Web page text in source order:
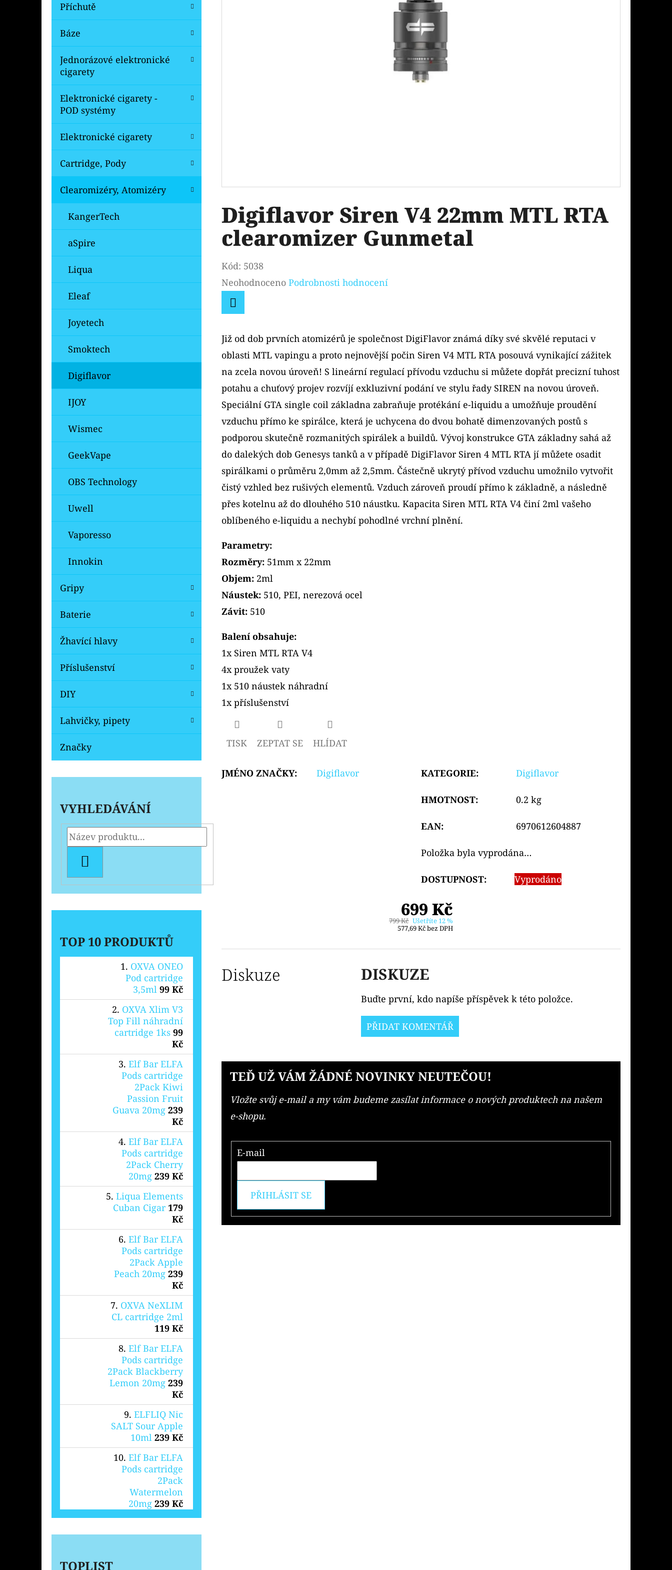
N
Příchutě
Báze
Jednorázové elektronické
cigarety
Elektronické cigarety -
POD systémy
Elektronické cigarety
Cartridge, Pody
Clearomizéry, Atomizéry
KangerTech
aSpire
Liqua
Eleaf
Joyetech
Smoktech
Digiflavor
IJOY
Wismec
GeekVape
OBS Technology
Uwell
Vaporesso
Innokin
Gripy
Baterie
Žhavící hlavy
Příslušenství
DIY
Lahvičky, pipety
Značky
VYHLEDÁVÁNÍ
TOP 10 PRODUKTŮ
OXVA ONEO
Pod cartridge
3,5ml 99 Kč
OXVA Xlim V3
Top Fill náhradní
cartridge 1ks 99
Kč
Elf Bar ELFA
Pods cartridge
2Pack Kiwi
Passion Fruit
Guava 20mg 239
Kč
Elf Bar ELFA
Pods cartridge
2Pack Cherry
20mg 239 Kč
Liqua Elements
Cuban Cigar 179
Kč
Elf Bar ELFA
Pods cartridge
2Pack Apple
Peach 20mg 239
Kč
OXVA NeXLIM
CL cartridge 2ml
119 Kč
Elf Bar ELFA
Pods cartridge
2Pack Blackberry
Lemon 20mg 239
Kč
ELFLIQ Nic
SALT Sour Apple
10ml 239 Kč
Elf Bar ELFA
Pods cartridge
2Pack
Watermelon
20mg 239 Kč
TOPLIST
Digiflavor Siren V4 22mm MTL RTA
clearomizer Gunmetal
Kód: 5038
Průměrné
hodnocení
produktu
0,0
hvězdiček.
Neohodnoceno Podrobnosti hodnocení
Již od dob prvních atomizérů je společnost DigiFlavor známá díky své skvělé reputaci v
oblasti MTL vapingu a proto nejnovější počin Siren V4 MTL RTA posouvá vynikající zážitek
na zcela novou úroveň! S lineární regulací přívodu vzduchu si můžete dopřát precizní tuhost
potahu a chuťový projev rozvíjí exkluzivní podání ve stylu řady SIREN na novou úroveň.
Speciální GTA single coil základna zabraňuje protékání e-liquidu a umožňuje proudění
vzduchu přímo ke spirálce, která je uchycena do dvou bohatě dimenzovaných postů s
podporou skutečně rozmanitých spirálek a buildů. Vývoj konstrukce GTA základny sahá až
do dalekých dob Genesys tanků a v případě DigiFlavor Siren 4 MTL RTA jí můžete osadit
spirálkami o průměru 2,0mm až 2,5mm. Částečně ukrytý přívod vzduchu umožnilo vytvořit
čistý vzhled bez rušivých elementů. Vzduch zároveň proudí přímo k základně, a následně
přes kotelnu až do dlouhého 510 náustku. Kapacita Siren MTL RTA V4 činí 2ml vašeho
oblíbeného e-liquidu a nechybí pohodlné vrchní plnění.
Parametry:
Rozměry: 51mm x 22mm
Objem: 2ml
Náustek: 510, PEI, nerezová ocel
Závit: 510
Balení obsahuje:
1x Siren MTL RTA V4
4x proužek vaty
1x 510 náustek náhradní
1x příslušenství
TISK ZEPTAT SE HLÍDAT
JMÉNO ZNAČKY: Digiflavor KATEGORIE: Digiflavor
HMOTNOST: 0.2 kg
EAN: 6970612604887
Položka byla vyprodána…
DOSTUPNOST: Vyprodáno
699 Kč
799 Kč Ušetříte 12 %
577,69 Kč bez DPH
Diskuze DISKUZE
Buďte první, kdo napíše příspěvek k této položce.
PŘIDAT KOMENTÁŘ
TEĎ UŽ VÁM ŽÁDNÉ NOVINKY NEUTEČOU!
Vložte svůj e-mail a my vám budeme zasílat informace o nových produktech na našem
e-shopu.
E-mail
PŘIHLÁSIT SE
OXVA ONEO POD CARTRIDGE 3,5ML
Původně: 109 Kč
ELF BAR ELFA PODS CARTRIDGE
2PACK KIWI PASSION FRUIT GUAVA
20MG
239 Kč